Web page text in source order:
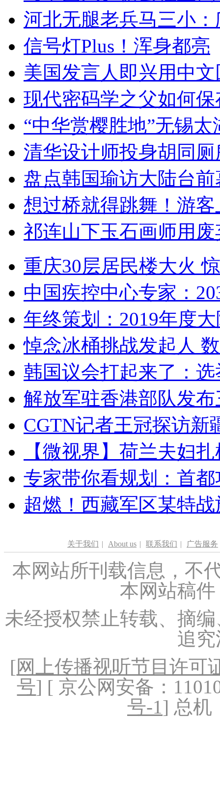
河北无腿老兵马三小
信号灯Plus！浑身都亮
美国发言人即兴用中
现代密码学之父如何
“中华赏樱胜地”无锡
清华设计师投身胡同
盘点韩国瑜访大陆台
想过桥就得跳舞！游客
祁连山下玉石画师用
重庆30层居民楼大火
中国疾控中心专家：
年终策划：2019年度
悼念冰桶挑战发起人
韩国议会打起来了：
解放军驻香港部队发
CGTN记者王冠探访新
【微视界】荷兰夫妇
专家带你看规划：首
超燃！西藏军区某特
关于我们 | About us | 联系我们 | 广告服务
本网站所刊载信息，不
本网站稿
未经授权禁止转载、摘
追
[网上传播视听节目许可
号] [ 京公网安备：
号-1] 总机